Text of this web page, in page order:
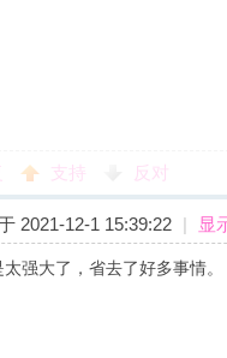
支持 反对
2021-12-1 15:39:22 | 显
强大了，省去了好多事情。